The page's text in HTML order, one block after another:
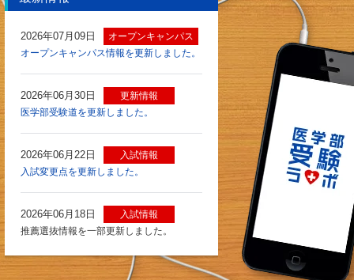
2026年07月09日
オープンキャンパス
オープンキャンパス情報を更新しました。
2026年06月30日
更新情報
医学部受験道を更新しました。
2026年06月22日
入試情報
入試変更点を更新しました。
2026年06月18日
入試情報
推薦選抜情報を一部更新しました。